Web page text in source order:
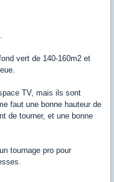
vert de 140-160m2 et
TV, mais ils sont
faut une bonne hauteur de
de tourner, et une bonne
tournage pro pour